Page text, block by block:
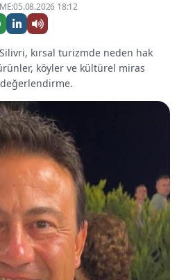
18:12
kırsal turizmde neden hak
köyler ve kültürel miras